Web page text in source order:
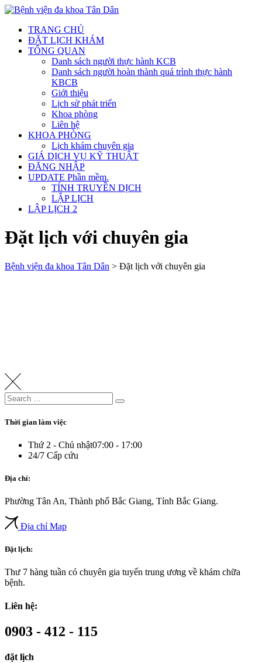
Skip
contentTRANG CHỦ
ĐẶT LỊCH KHÁM
TỔNG QUAN
Danh sách người thực hành KCB
Danh sách người hoàn thành quá trình thực hành
KBCB
Giới thiệu
Lịch sử phát triển
Khoa phòng
Liên hệ
KHOA PHÒNG
Lịch khám chuyên gia
GIÁ DỊCH VỤ KỸ THUẬT
ĐĂNG NHẬP
UPDATE Phần mềm.
TÍNH TRUYỀN DỊCH
LẬP LỊCH
LẬP LỊCH 2
Đặt lịch với chuyên gia
Bệnh viện đa khoa Tân Dân > Đặt lịch với chuyên gia
Search
for:
Search
Thời gian làm việc
Thứ 2 - Chủ nhật07:00 - 17:00
24/7 Cấp cứu
Địa chỉ:
Phường Tân An, Thành phố Bắc Giang, Tỉnh Bắc Giang.
Địa chỉ Map
Đặt lịch:
Thư 7 hàng tuần có chuyên gia tuyến trung ương về khám chữa
bệnh.
Liên hệ:
0903 - 412 - 115
đặt lịch